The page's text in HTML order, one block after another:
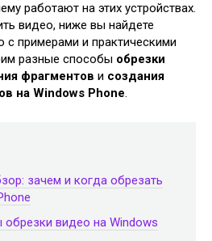
работают на этих устройствах.
видео, ниже вы найдете
с примерами и практическими
разные способы обрезки
фрагментов и создания
на Windows Phone.
зачем и когда обрезать
видео на Windows